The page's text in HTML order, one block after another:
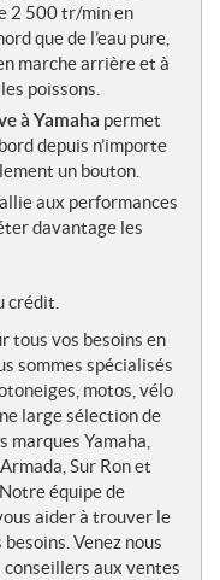
2 500 tr/min en
que de l’eau pure,
marche arrière et à
poissons.
à Yamaha permet
depuis n’importe
un bouton.
aux performances
davantage les
crédit.
tous vos besoins en
sommes spécialisés
motos, vélo
large sélection de
Yamaha,
Sur Ron et
équipe de
aider à trouver le
Venez nous
aux ventes